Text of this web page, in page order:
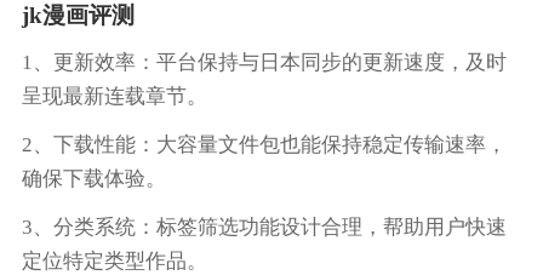
jk漫画评测
1、更新效率：平台保持与日本同步的更新速度，及时
呈现最新连载章节。
2、下载性能：大容量文件包也能保持稳定传输速率，
确保下载体验。
3、分类系统：标签筛选功能设计合理，帮助用户快速
定位特定类型作品。